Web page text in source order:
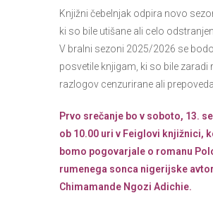
Knjižni čebelnjak odpira novo
ki so bile utišane ali celo
V bralni sezoni 2025/2026 se
posvetile knjigam, ki so bile zaradi
razlogov cenzurirane ali
Prvo srečanje bo v soboto, 13.
ob 10.00 uri v Feiglovi knjižnici,
bomo pogovarjale o romanu
rumenega sonca nigerijske
Chimamande Ngozi Adichie.